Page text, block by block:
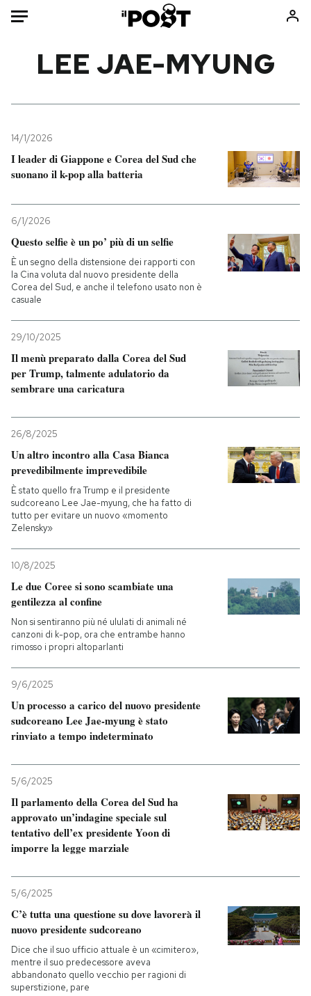
Mondo
Politica
Tecnologia
Scienza
Cultura
Economia
Sport
Consumismi
Altrecose
Mondiali calcio 2026
PODCAST
NEWSLETTER
I MIEI PREFERITI
SHOP
CALENDARIO
AREA PERSONALE
Entra
LEE JAE-MYUNG
14/1/2026
I leader di Giappone e Corea del Sud che
suonano il k-pop alla batteria
6/1/2026
Questo selfie è un po’ più di un selfie
È un segno della distensione dei rapporti con
la Cina voluta dal nuovo presidente della
Corea del Sud, e anche il telefono usato non è
casuale
29/10/2025
Il menù preparato dalla Corea del Sud
per Trump, talmente adulatorio da
sembrare una caricatura
26/8/2025
Un altro incontro alla Casa Bianca
prevedibilmente imprevedibile
È stato quello fra Trump e il presidente
sudcoreano Lee Jae-myung, che ha fatto di
tutto per evitare un nuovo «momento
Zelensky»
10/8/2025
Le due Coree si sono scambiate una
gentilezza al confine
Non si sentiranno più né ululati di animali né
canzoni di k-pop, ora che entrambe hanno
rimosso i propri altoparlanti
9/6/2025
Un processo a carico del nuovo presidente
sudcoreano Lee Jae-myung è stato
rinviato a tempo indeterminato
5/6/2025
Il parlamento della Corea del Sud ha
approvato un’indagine speciale sul
tentativo dell’ex presidente Yoon di
imporre la legge marziale
5/6/2025
C’è tutta una questione su dove lavorerà il
nuovo presidente sudcoreano
Dice che il suo ufficio attuale è un «cimitero»,
mentre il suo predecessore aveva
abbandonato quello vecchio per ragioni di
superstizione, pare